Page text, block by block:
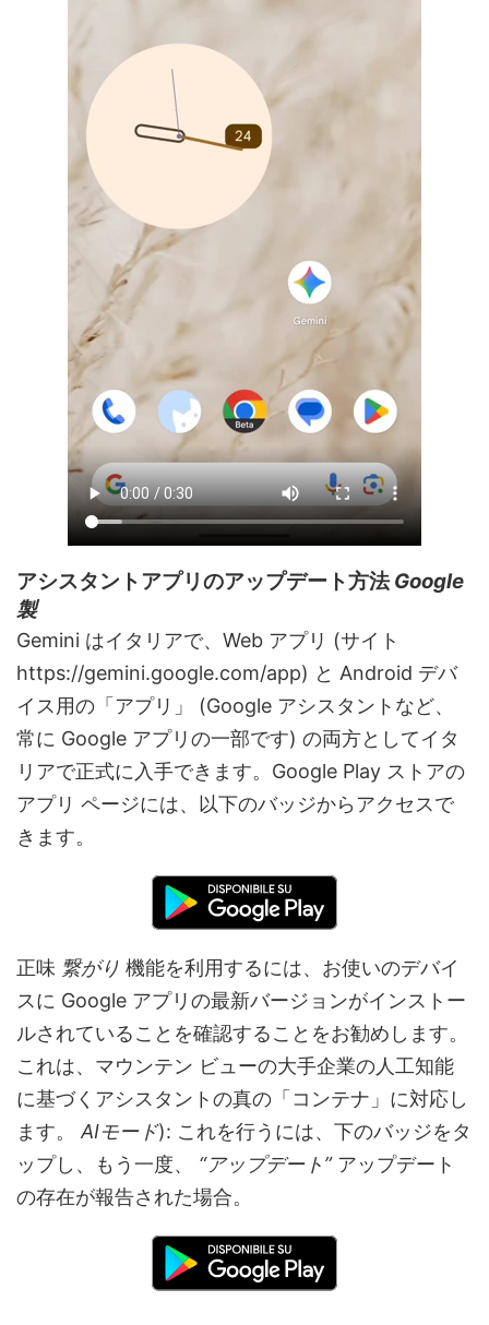
アシスタントアプリのアップデート方法 Google
製
Gemini はイタリアで、Web アプリ (サイト
https://gemini.google.com/app) と Android デバ
イス用の「アプリ」 (Google アシスタントなど、
常に Google アプリの一部です) の両方としてイタ
リアで正式に入手できます。Google Play ストアの
アプリ ページには、以下のバッジからアクセスで
きます。
正味 繋がり 機能を利用するには、お使いのデバイ
スに Google アプリの最新バージョンがインストー
ルされていることを確認することをお勧めします。
これは、マウンテン ビューの大手企業の人工知能
に基づくアシスタントの真の「コンテナ」に対応し
ます。AIモード): これを行うには、下のバッジをタ
ップし、もう一度、 “アップデート” アップデート
の存在が報告された場合。